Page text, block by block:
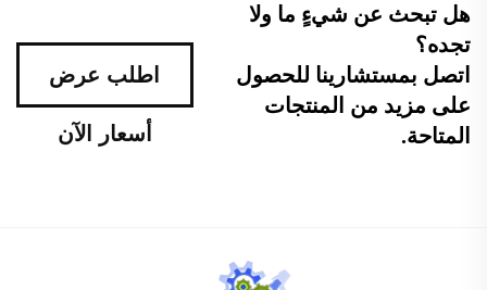
هل تبحث عن شيءٍ ما ولا
تجده؟
اتصل بمستشارينا للحصول
على مزيد من المنتجات
المتاحة.
اطلب عرض
أسعار الآن